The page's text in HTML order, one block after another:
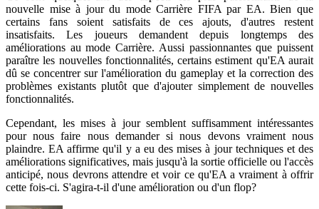
nouvelle mise à jour du mode Carrière FIFA par EA. Bien que
certains fans soient satisfaits de ces ajouts, d'autres restent
insatisfaits. Les joueurs demandent depuis longtemps des
améliorations au mode Carrière. Aussi passionnantes que puissent
paraître les nouvelles fonctionnalités, certains estiment qu'EA aurait
dû se concentrer sur l'amélioration du gameplay et la correction des
problèmes existants plutôt que d'ajouter simplement de nouvelles
fonctionnalités.
Cependant, les mises à jour semblent suffisamment intéressantes
pour nous faire nous demander si nous devons vraiment nous
plaindre. EA affirme qu'il y a eu des mises à jour techniques et des
améliorations significatives, mais jusqu'à la sortie officielle ou l'accès
anticipé, nous devrons attendre et voir ce qu'EA a vraiment à offrir
cette fois-ci. S'agira-t-il d'une amélioration ou d'un flop?